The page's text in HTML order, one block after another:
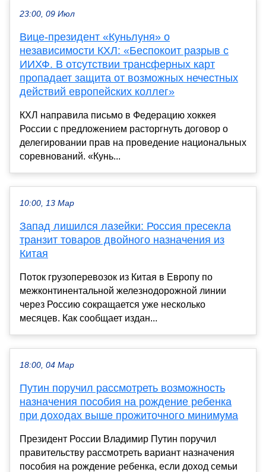
23:00, 09 Июл
Вице-президент «Куньлуня» о
независимости КХЛ: «Беспокоит разрыв с
ИИХФ. В отсутствии трансферных карт
пропадает защита от возможных нечестных
действий европейских коллег»
КХЛ направила письмо в Федерацию хоккея
России с предложением расторгнуть договор о
делегировании прав на проведение национальных
соревнований. «Кунь...
10:00, 13 Мар
Запад лишился лазейки: Россия пресекла
транзит товаров двойного назначения из
Китая
Поток грузоперевозок из Китая в Европу по
межконтинентальной железнодорожной линии
через Россию сокращается уже несколько
месяцев. Как сообщает издан...
18:00, 04 Мар
Путин поручил рассмотреть возможность
назначения пособия на рождение ребенка
при доходах выше прожиточного минимума
Президент России Владимир Путин поручил
правительству рассмотреть вариант назначения
пособия на рождение ребенка, если доход семьи